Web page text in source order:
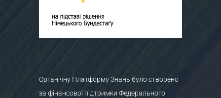
Органічну Платформу Знань було створено
за фінансової підтримки Федерального